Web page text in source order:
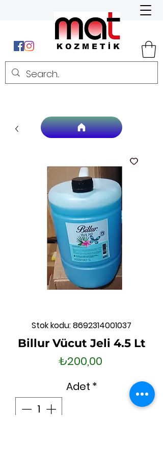
Stok kodu: 8692314001037
Billur Vücut Jeli 4.5 Lt
₺200,00Fiyat
Adet *